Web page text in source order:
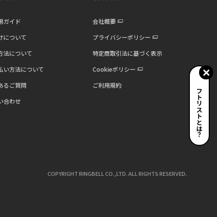
ギフトリストとは？
ガイド
について
法について
い方法について
るご質問
合わせ
会社概要
プライバシーポリシー
特定商取引法に基づく表示
Cookieポリシー
ご利用規約
COPYRIGHT RINGBELL CO.,LTD. ALL RIGHTS RESERVED.